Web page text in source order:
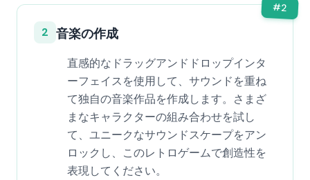
#2
2 音楽の作成
直感的なドラッグアンドドロップインタ
ーフェイスを使用して、サウンドを重ね
て独自の音楽作品を作成します。さまざ
まなキャラクターの組み合わせを試し
て、ユニークなサウンドスケープをアン
ロックし、このレトロゲームで創造性を
表現してください。